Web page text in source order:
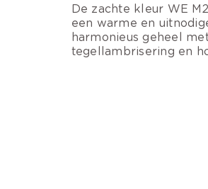
De zachte kleur WE
een warme en
harmonieus geheel
tegellambrisering en